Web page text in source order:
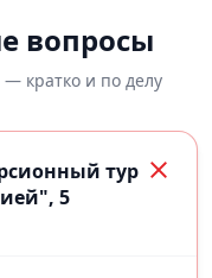
вопросы
кратко и по делу
тур
5